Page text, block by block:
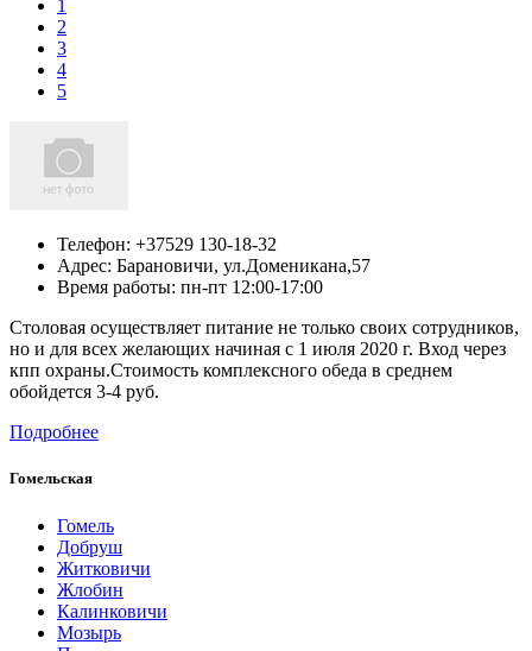
1
2
3
4
5
Телефон: +37529 130-18-32
Адрес: Барановичи, ул.Доменикана,57
Время работы: пн-пт 12:00-17:00
Столовая осуществляет питание не только своих сотрудников,
но и для всех желающих начиная с 1 июля 2020 г. Вход через
кпп охраны.Стоимость комплексного обеда в среднем
обойдется 3-4 руб.
Подробнее
Гомельская
Гомель
Добруш
Житковичи
Жлобин
Калинковичи
Мозырь